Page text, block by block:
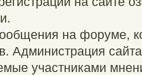
на форуме,
Администрация
участниками